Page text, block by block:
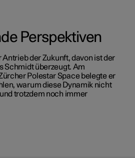
Perspektiven
der Zukunft, davon ist der
Schmidt überzeugt. Am
Polestar Space belegte er
warum diese Dynamik nicht
trotzdem noch immer